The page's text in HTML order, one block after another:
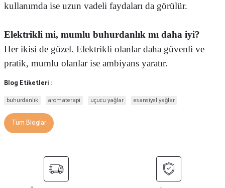
kullanımda ise uzun vadeli faydaları da görülür.
Elektrikli mi, mumlu buhurdanlık mı daha iyi?
Her ikisi de güzel. Elektrikli olanlar daha güvenli ve
pratik, mumlu olanlar ise ambiyans yaratır.
Blog Etiketleri :
buhurdanlık aromaterapi uçucu yağlar esansiyel yağlar
Tüm Bloglar